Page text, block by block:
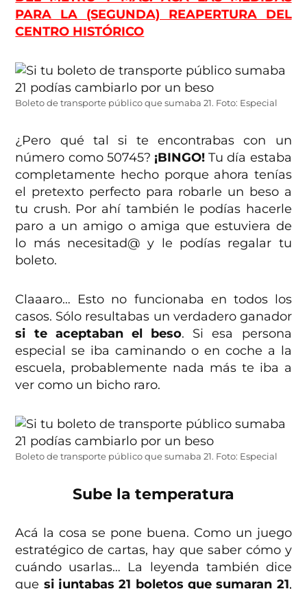
PARA LA (SEGUNDA) REAPERTURA DEL
CENTRO HISTÓRICO
Boleto de transporte público que sumaba 21. Foto: Especial
¿Pero qué tal si te encontrabas con un
número como 50745? ¡BINGO! Tu día estaba
completamente hecho porque ahora tenías
el pretexto perfecto para robarle un beso a
tu crush. Por ahí también le podías hacerle
paro a un amigo o amiga que estuviera de
lo más necesitad@ y le podías regalar tu
boleto.
Claaaro… Esto no funcionaba en todos los
casos. Sólo resultabas un verdadero ganador
si te aceptaban el beso. Si esa persona
especial se iba caminando o en coche a la
escuela, probablemente nada más te iba a
ver como un bicho raro.
Boleto de transporte público que sumaba 21. Foto: Especial
Sube la temperatura
Acá la cosa se pone buena. Como un juego
estratégico de cartas, hay que saber cómo y
cuándo usarlas… La leyenda también dice
que si juntabas 21 boletos que sumaran 21,